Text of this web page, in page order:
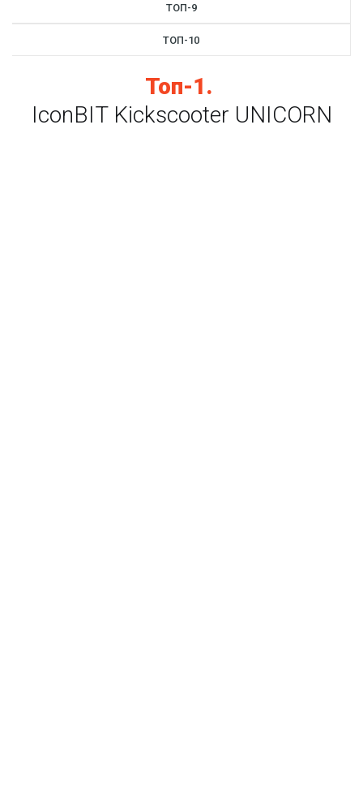
ТОП-9
ТОП-10
Топ-1.
IconBIT Kickscooter UNICORN